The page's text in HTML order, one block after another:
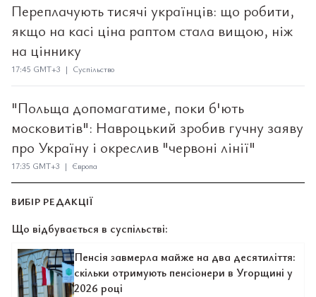
Переплачують тисячі українців: що робити,
якщо на касі ціна раптом стала вищою, ніж
на ціннику
17:45 GMT+3 | Суспільство
"Польща допомагатиме, поки б'ють
московитів": Навроцький зробив гучну заяву
про Україну і окреслив "червоні лінії"
17:35 GMT+3 | Європа
ВИБІР РЕДАКЦІЇ
Що відбувається в суспільстві:
Пенсія завмерла майже на два десятиліття:
скільки отримують пенсіонери в Угорщині у
2026 році